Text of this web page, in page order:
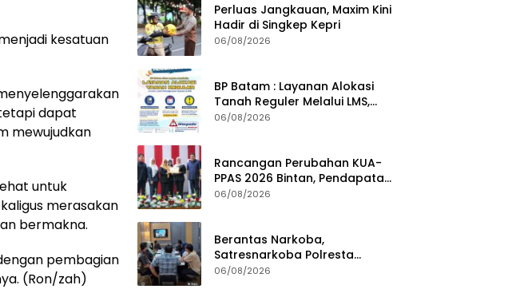
kesatuan
dapat
mewujudkan
untuk
merasakan
bermakna.
pembagian
(Ron/zah)
Perluas Jangkauan, Maxim Kini
Hadir di Singkep Kepri
06/08/2026
BP Batam : Layanan Alokasi
Tanah Reguler Melalui LMS,
Waspadai Penipuan Atasnama
06/08/2026
Rancangan Perubahan KUA-
PPAS 2026 Bintan, Pendapatan
Transfer Pusat Diproyeksi Naik
06/08/2026
Berantas Narkoba,
Satresnarkoba Polresta
Tanjungpinang Perkuat Sinergi
06/08/2026